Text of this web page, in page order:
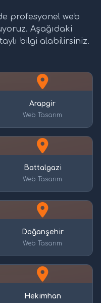
profesyonel web
Aşağıdaki
bilgi alabilirsiniz.
Arapgir
Web Tasarım
Battalgazi
Web Tasarım
Doğanşehir
Web Tasarım
Hekimhan